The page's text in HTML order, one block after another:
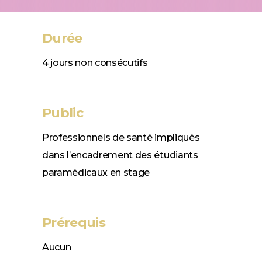
Durée
4 jours non consécutifs
Public
Professionnels de santé impliqués
dans l’encadrement des étudiants
paramédicaux en stage
Prérequis
Aucun